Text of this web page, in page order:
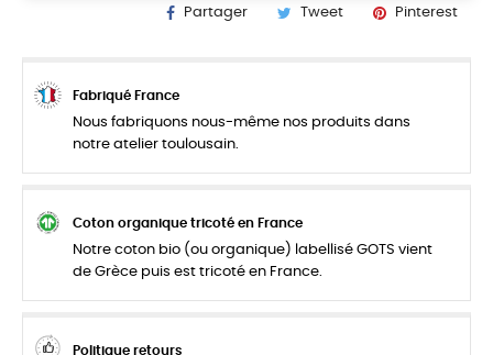
Partager Tweet Pinterest
Fabriqué France
Nous fabriquons nous-même nos produits dans
notre atelier toulousain.
Coton organique tricoté en France
Notre coton bio (ou organique) labellisé GOTS vient
de Grèce puis est tricoté en France.
Politique retours